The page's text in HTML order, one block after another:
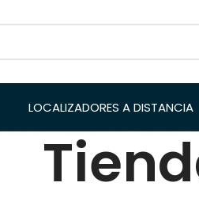
LOCALIZADORES A DISTANCIA